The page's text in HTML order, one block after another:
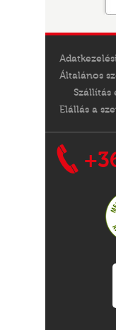
Általános
Szállítás
Elállás a